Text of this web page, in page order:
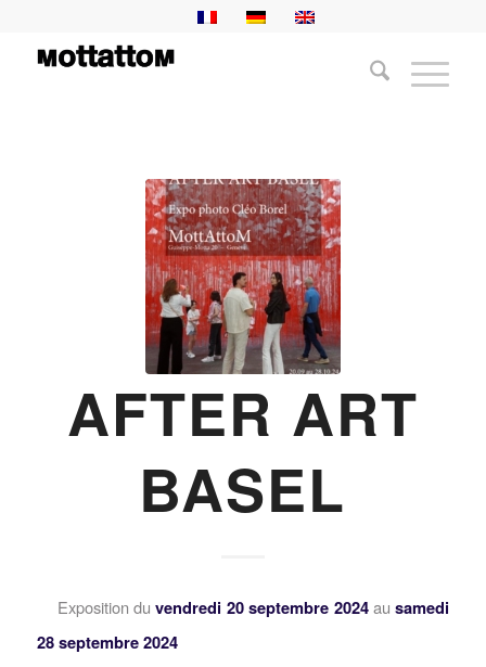
AFTER ART
BASEL
Exposition du vendredi 20 septembre 2024ausamedi
28 septembre 2024